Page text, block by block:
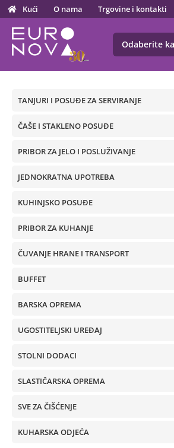
Kući O nama Trgovine i kontakti
Odaberite
TANJURI I POSUĐE ZA SERVIRANJE
ČAŠE I STAKLENO POSUĐE
PRIBOR ZA JELO I POSLUŽIVANJE
JEDNOKRATNA UPOTREBA
KUHINJSKO POSUĐE
PRIBOR ZA KUHANJE
ČUVANJE HRANE I TRANSPORT
BUFFET
BARSKA OPREMA
UGOSTITELJSKI UREĐAJ
STOLNI DODACI
SLASTIČARSKA OPREMA
SVE ZA ČIŠĆENJE
KUHARSKA ODJEĆA